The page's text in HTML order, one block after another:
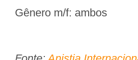
Gênero m/f: ambos